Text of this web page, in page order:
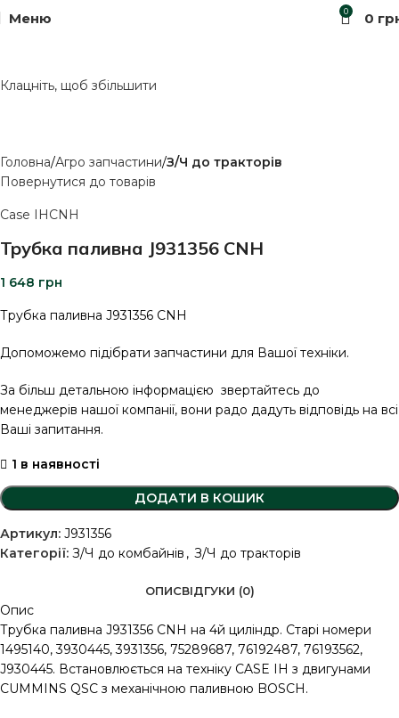
Меню 0 0
Клацніть, щоб збільшити
Головна Агро запчастини З/Ч до тракторів
Повернутися до товарів
Case IH CNH
Трубка паливна J931356 CNH
1 648 грн
Трубка паливна J931356 CNH
Допоможемо підібрати запчастини для Вашої техніки.
За більш детальною інформацією звертайтесь до
менеджерів нашої компанії, вони радо дадуть відповідь на всі
Ваші запитання.
1 в наявності
ДОДАТИ В КОШИК
Артикул: J931356
Категорії: З/Ч до комбайнів , З/Ч до тракторів
ОПИСВІДГУКИ (0)
Опис
Трубка паливна J931356 CNH на 4й циліндр. Старі номери
1495140, 3930445, 3931356, 75289687, 76192487, 76193562,
J930445. Встановлюється на техніку CASE IH з двигунами
CUMMINS QSC з механічною паливною BOSCH.